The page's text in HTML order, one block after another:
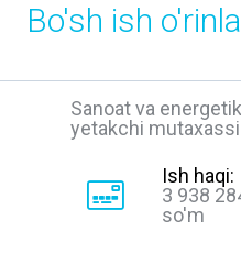
Bo'sh ish
Sanoat va
yetakchi
Ish haqi:
3 938
so'm